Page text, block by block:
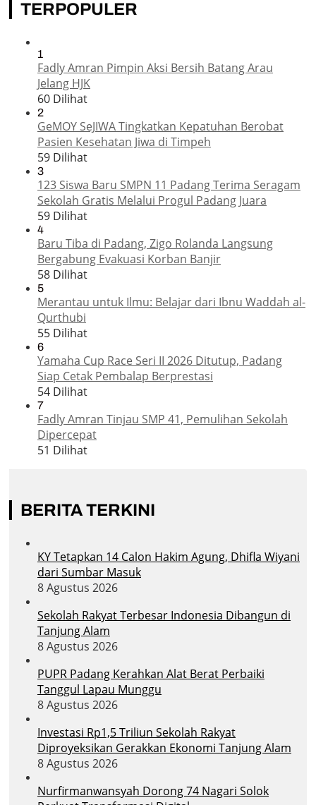
TERPOPULER
1
Fadly Amran Pimpin Aksi Bersih Batang Arau
Jelang HJK
60 Dilihat
2
GeMOY SeJIWA Tingkatkan Kepatuhan Berobat
Pasien Kesehatan Jiwa di Timpeh
59 Dilihat
3
123 Siswa Baru SMPN 11 Padang Terima Seragam
Sekolah Gratis Melalui Progul Padang Juara
59 Dilihat
4
Baru Tiba di Padang, Zigo Rolanda Langsung
Bergabung Evakuasi Korban Banjir
58 Dilihat
5
Merantau untuk Ilmu: Belajar dari Ibnu Waddah al-
Qurthubi
55 Dilihat
6
Yamaha Cup Race Seri II 2026 Ditutup, Padang
Siap Cetak Pembalap Berprestasi
54 Dilihat
7
Fadly Amran Tinjau SMP 41, Pemulihan Sekolah
Dipercepat
51 Dilihat
BERITA TERKINI
KY Tetapkan 14 Calon Hakim Agung, Dhifla Wiyani
dari Sumbar Masuk
8 Agustus 2026
Sekolah Rakyat Terbesar Indonesia Dibangun di
Tanjung Alam
8 Agustus 2026
PUPR Padang Kerahkan Alat Berat Perbaiki
Tanggul Lapau Munggu
8 Agustus 2026
Investasi Rp1,5 Triliun Sekolah Rakyat
Diproyeksikan Gerakkan Ekonomi Tanjung Alam
8 Agustus 2026
Nurfirmanwansyah Dorong 74 Nagari Solok